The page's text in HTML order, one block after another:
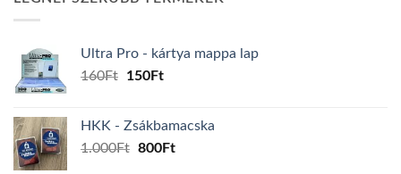
Ultra Pro - kártya mappa lap
160Ft
Original
160Ft.
150FtCurrent
150Ft.
HKK - Zsákbamacska
1.000Ft Original
800FtCurrent